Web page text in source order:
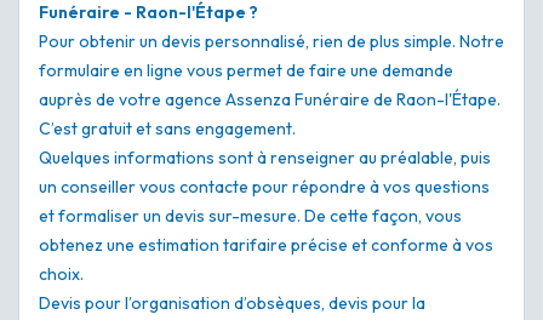
Funéraire - Raon-l'Étape ?
Pour obtenir un devis personnalisé, rien de plus simple. Notre
formulaire en ligne vous permet de faire une demande
auprès de votre agence Assenza Funéraire de Raon-l'Étape.
C’est gratuit et sans engagement.
Quelques informations sont à renseigner au préalable, puis
un conseiller vous contacte pour répondre à vos questions
et formaliser un devis sur-mesure. De cette façon, vous
obtenez une estimation tarifaire précise et conforme à vos
choix.
Devis pour l’organisation d’obsèques, devis pour la